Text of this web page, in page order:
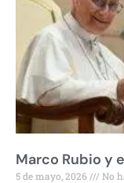
Marco Rubio y
5 de mayo, 2026 No